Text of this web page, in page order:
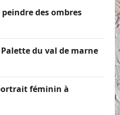
des ombres
du val de marne
féminin à